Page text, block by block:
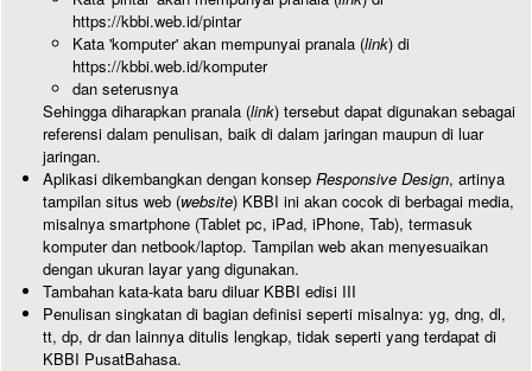
https://kbbi.web.id/pintar
Kata 'komputer' akan mempunyai pranala (link) di
https://kbbi.web.id/komputer
dan seterusnya
Sehingga diharapkan pranala (link) tersebut dapat digunakan sebagai
referensi dalam penulisan, baik di dalam jaringan maupun di luar
jaringan.
Aplikasi dikembangkan dengan konsep Responsive Design, artinya
tampilan situs web (website) KBBI ini akan cocok di berbagai media,
misalnya smartphone (Tablet pc, iPad, iPhone, Tab), termasuk
komputer dan netbook/laptop. Tampilan web akan menyesuaikan
dengan ukuran layar yang digunakan.
Tambahan kata-kata baru diluar KBBI edisi III
Penulisan singkatan di bagian definisi seperti misalnya: yg, dng, dl,
tt, dp, dr dan lainnya ditulis lengkap, tidak seperti yang terdapat di
KBBI PusatBahasa.